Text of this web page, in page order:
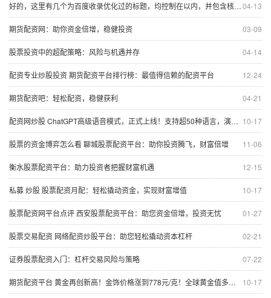
04-13
好的，这里有几个为百度收录优化过的标题，均控制在以内，并包含核心关键词“股票基本知识入门”：
03-09
期货配资网：助你资金倍增，稳健投资
04-14
股票投资中的超配策略：风险与机遇并存
12-24
配资专业炒股投资 期货配资平台排行榜：最值得信赖的配资平台
04-21
期货配资吧：轻松配资，稳健获利
10-17
配资网炒股 ChatGPT高级语音模式，正式上线！支持超50种语言，演示视频中用普通话说“对不起”，斯嘉丽的声线没有了
11-06
股票的资金博弈怎么看 聊城股票配资平台：助你投资腾飞，财富倍增
12-15
衡水股票配资平台：助力投资者把握财富机遇
10-17
私募 炒股 股票配资月配：轻松撬动资金，实现财富增值
01-27
股票配资网平台点评 西安股票配资平台：助您资金倍增，投资无忧
02-21
股票交易配资 网络配资炒股平台：助您轻松撬动资本杠杆
07-22
证券股票配资入门：杠杆交易风险与策略
10-17
期货配资平台 黄金再创新高！金饰价格涨到778元/克！全球黄金值多少钱？答案：20万亿美元